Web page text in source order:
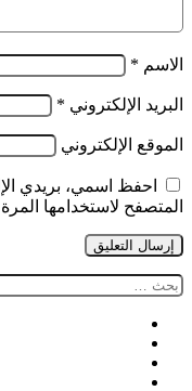
الاسم *
البريد الإلكتروني *
الموقع الإلكتروني
احفظ اسمي، بريدي
المتصفح لاستخدامها
البحث